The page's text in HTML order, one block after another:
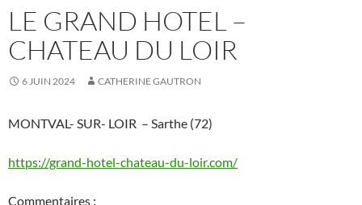
LE GRAND HOTEL –
CHATEAU DU LOIR
6 JUIN 2024 CATHERINE GAUTRON
MONTVAL- SUR- LOIR – Sarthe (72)
https://grand-hotel-chateau-du-loir.com/
Commentaires :